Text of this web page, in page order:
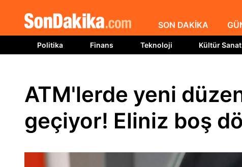
SON DAKİKA
Politika Finans Teknoloji Kültür Sanat
ATM'lerde yeni
geçiyor! Eliniz boş